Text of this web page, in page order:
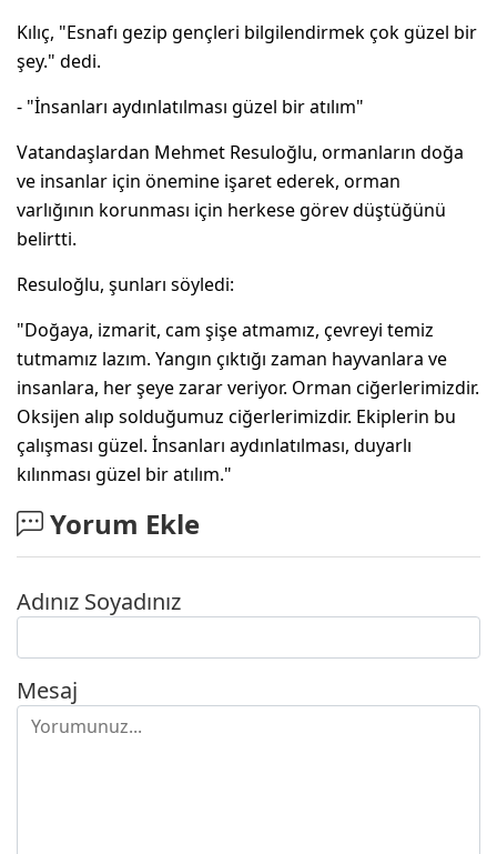
Kılıç, "Esnafı gezip gençleri bilgilendirmek çok güzel bir
şey." dedi.
- "İnsanları aydınlatılması güzel bir atılım"
Vatandaşlardan Mehmet Resuloğlu, ormanların doğa
ve insanlar için önemine işaret ederek, orman
varlığının korunması için herkese görev düştüğünü
belirtti.
Resuloğlu, şunları söyledi:
"Doğaya, izmarit, cam şişe atmamız, çevreyi temiz
tutmamız lazım. Yangın çıktığı zaman hayvanlara ve
insanlara, her şeye zarar veriyor. Orman ciğerlerimizdir.
Oksijen alıp solduğumuz ciğerlerimizdir. Ekiplerin bu
çalışması güzel. İnsanları aydınlatılması, duyarlı
kılınması güzel bir atılım."
Yorum Ekle
Adınız Soyadınız
Mesaj